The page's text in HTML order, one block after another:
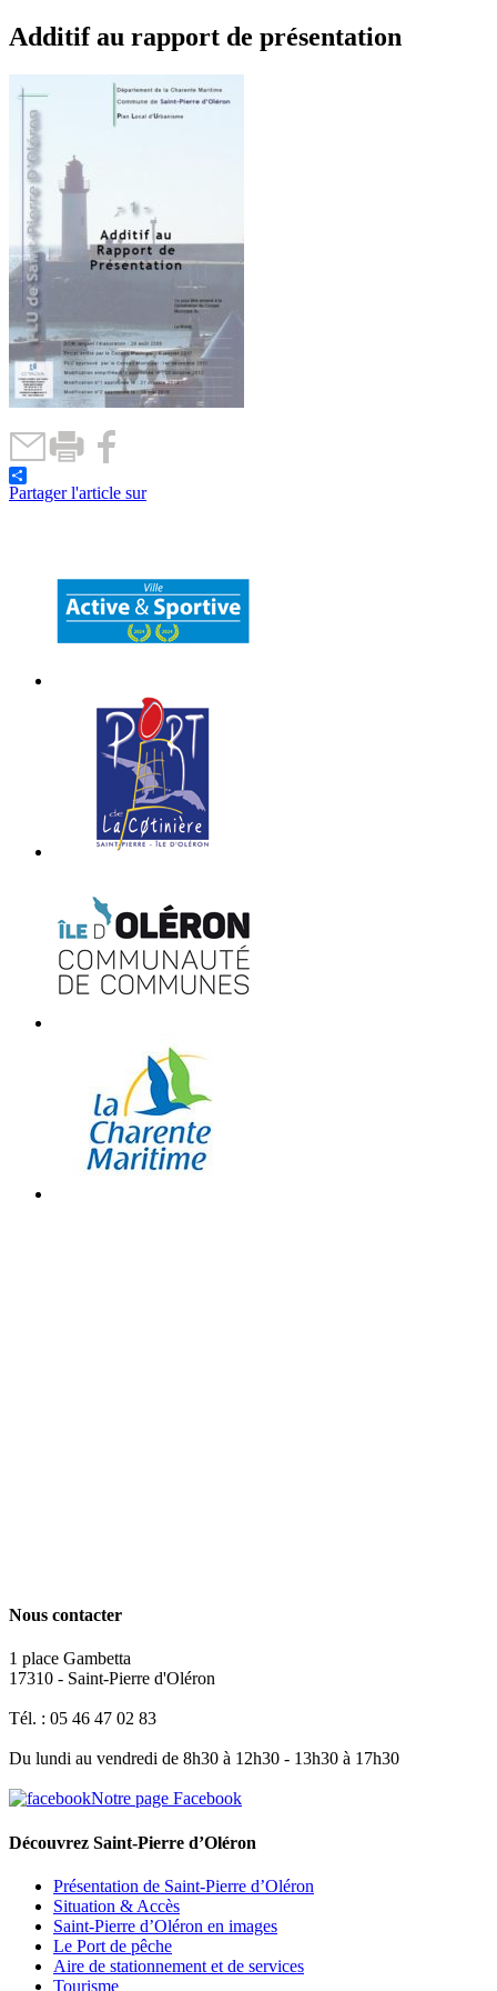
Additif au rapport de présentation
Partager l'article sur
Nous contacter
1 place Gambetta
17310 - Saint-Pierre d'Oléron
Tél. : 05 46 47 02 83
Du lundi au vendredi de 8h30 à 12h30 - 13h30 à 17h30
Notre page Facebook
Découvrez Saint-Pierre d’Oléron
Présentation de Saint-Pierre d’Oléron
Situation & Accès
Saint-Pierre d’Oléron en images
Le Port de pêche
Aire de stationnement et de services
Tourisme